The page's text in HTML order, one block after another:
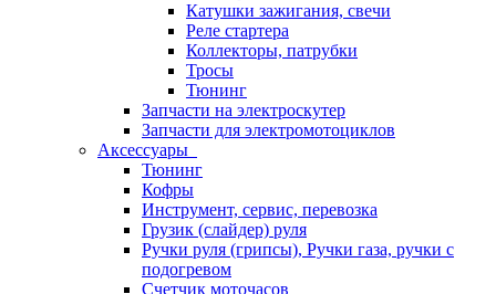
Катушки зажигания, свечи
Реле стартера
Коллекторы, патрубки
Тросы
Тюнинг
Запчасти на электроскутер
Запчасти для электромотоциклов
Аксессуары
Тюнинг
Кофры
Инструмент, сервис, перевозка
Грузик (слайдер) руля
Ручки руля (грипсы), Ручки газа, ручки с
подогревом
Счетчик моточасов